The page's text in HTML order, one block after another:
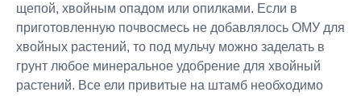
щепой, хвойным опадом или опилками. Если в
приготовленную почвосмесь не добавлялось ОМУ для
хвойных растений, то под мульчу можно заделать в
грунт любое минеральное удобрение для хвойный
растений. Все ели привитые на штамб необходимо